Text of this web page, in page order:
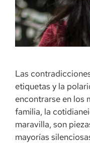
Las
etiquetas y la
encontrarse en los
familia, la
maravilla, son
mayorías